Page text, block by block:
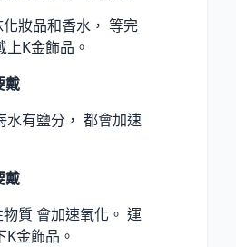
化妝品和香水， 等完
K金飾品。
戴
水有鹽分， 都會加速
戴
質 會加速氧化。 運
金飾品。